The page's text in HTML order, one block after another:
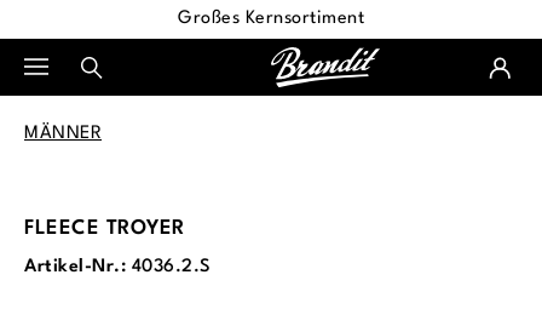
Großes Kernsortiment
MÄNNER
FLEECE TROYER
Artikel-Nr.: 4036.2.S